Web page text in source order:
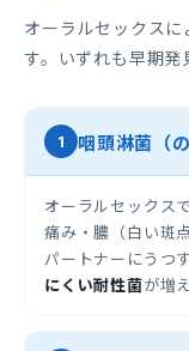
オーラルセックス
す。いずれも早期発
1 咽頭淋菌（
オーラルセックス
痛み・膿（白い斑
パートナーにうつ
にくい耐性菌が増